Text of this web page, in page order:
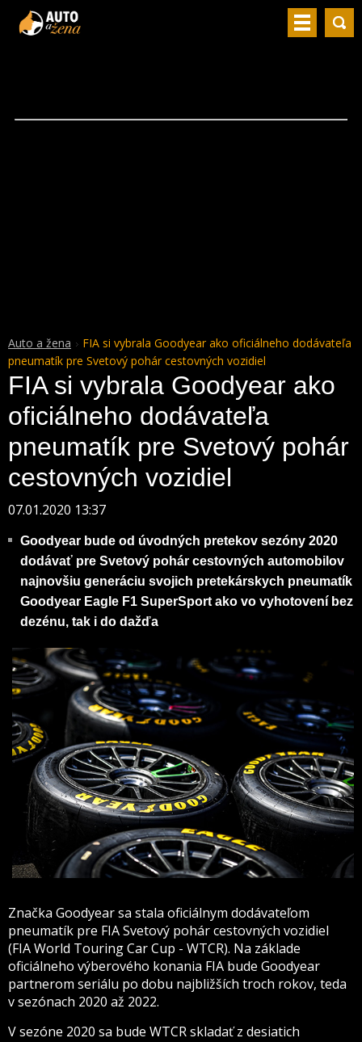
Auto a žena
FIA si vybrala Goodyear ako oficiálneho dodávateľa
pneumatík pre Svetový pohár cestovných vozidiel
FIA si vybrala Goodyear ako
oficiálneho dodávateľa
pneumatík pre Svetový pohár
cestovných vozidiel
07.01.2020 13:37
Goodyear bude od úvodných pretekov sezóny 2020
dodávať pre Svetový pohár cestovných automobilov
najnovšiu generáciu svojich pretekárskych pneumatík
Goodyear Eagle F1 SuperSport ako vo vyhotovení bez
dezénu, tak i do dažďa
Značka Goodyear sa stala oficiálnym dodávateľom
pneumatík pre FIA ​​Svetový pohár cestovných vozidiel
(FIA World Touring Car Cup - WTCR). Na základe
oficiálneho výberového konania FIA bude Goodyear
partnerom seriálu po dobu najbližších troch rokov, teda
v sezónach 2020 až 2022.
V sezóne 2020 sa bude WTCR skladať z desiatich